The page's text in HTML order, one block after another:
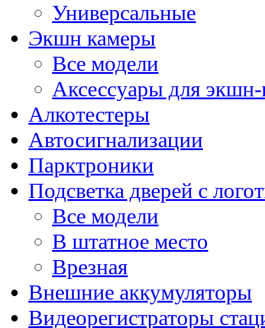
Универсальные
Экшн камеры
Все модели
Аксессуары для
Алкотестеры
Автосигнализации
Парктроники
Подсветка дверей с
Все модели
В штатное место
Врезная
Внешние аккумуляторы
Видеорегистраторы